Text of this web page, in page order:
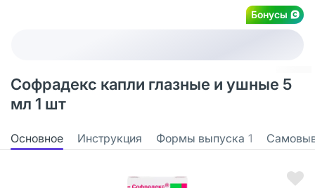
Бонусы
Софрадекс капли глазные и ушные 5
мл 1 шт
Основное Инструкция Формы выпуска 1